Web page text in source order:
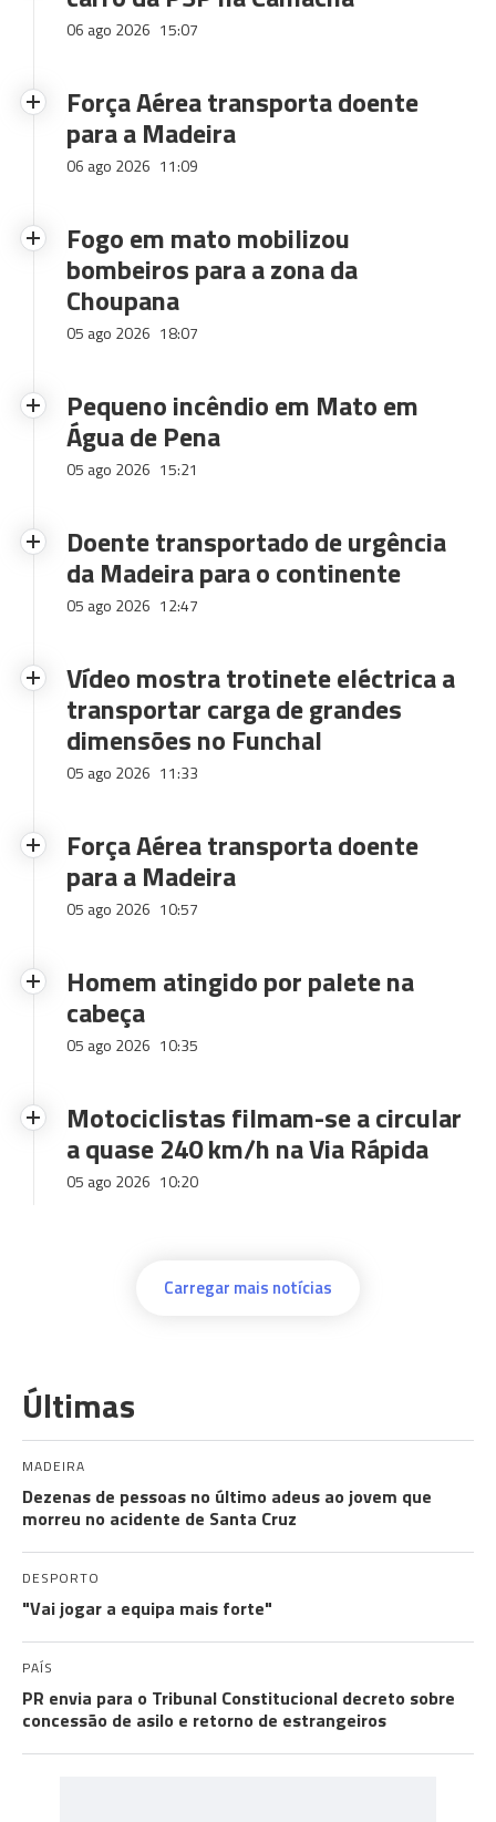
06 ago 2026 15:07
Força Aérea transporta doente
para a Madeira
06 ago 2026 11:09
Fogo em mato mobilizou
bombeiros para a zona da
Choupana
05 ago 2026 18:07
Pequeno incêndio em Mato em
Água de Pena
05 ago 2026 15:21
Doente transportado de urgência
da Madeira para o continente
05 ago 2026 12:47
Vídeo mostra trotinete eléctrica a
transportar carga de grandes
dimensões no Funchal
05 ago 2026 11:33
Força Aérea transporta doente
para a Madeira
05 ago 2026 10:57
Homem atingido por palete na
cabeça
05 ago 2026 10:35
Motociclistas filmam-se a circular
a quase 240 km/h na Via Rápida
05 ago 2026 10:20
Carregar mais notícias
Últimas
MADEIRA
Dezenas de pessoas no último adeus ao jovem que
morreu no acidente de Santa Cruz
DESPORTO
"Vai jogar a equipa mais forte"
PAÍS
PR envia para o Tribunal Constitucional decreto sobre
concessão de asilo e retorno de estrangeiros